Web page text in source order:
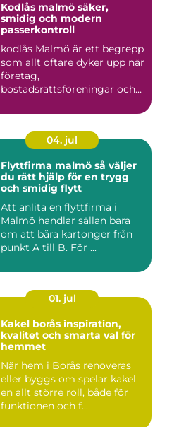
Kodlås malmö säker,
smidig och modern
passerkontroll
kodlås Malmö är ett begrepp
som allt oftare dyker upp när
företag,
bostadsrättsföreningar och
04. jul
Flyttfirma malmö så väljer
du rätt hjälp för en trygg
och smidig flytt
Att anlita en flyttfirma i
Malmö handlar sällan bara
om att bära kartonger från
punkt A till B. För ...
01. jul
Kakel borås inspiration,
kvalitet och smarta val för
hemmet
När hem i Borås renoveras
eller byggs om spelar kakel
en allt större roll, både för
funktionen och f...